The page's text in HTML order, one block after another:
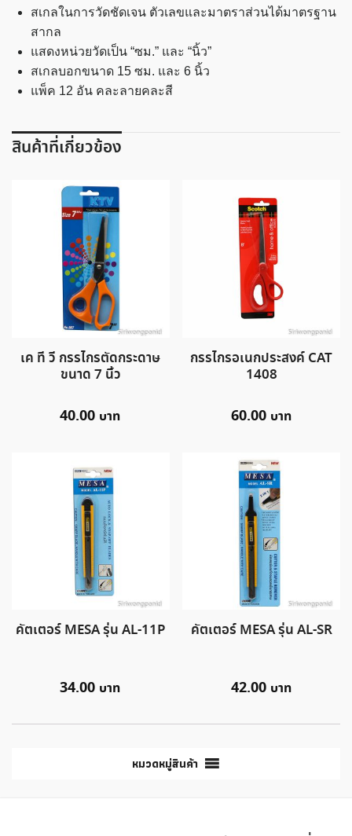
สเกลในการวัดชัดเจน ตัวเลขและมาตราส่วนได้มาตรฐาน
สากล
แสดงหน่วยวัดเป็น “ซม.” และ “นิ้ว”
สเกลบอกขนาด 15 ซม. และ 6 นิ้ว
แพ็ค 12 อัน คละลายคละสี
สินค้าที่เกี่ยวข้อง
เค ที วี กรรไกรตัดกระดาษ
ขนาด 7 นิ้ว
40.00
กรรไกรอเนกประสงค์ CAT
1408
60.00
คัตเตอร์ MESA รุ่น AL-11P
34.00
คัตเตอร์ MESA รุ่น AL-SR
42.00
หมวดหมู่สินค้า